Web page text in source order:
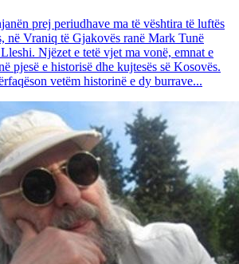
prej periudhave ma të vështira të luftës
në Vraniq të Gjakovës ranë Mark Tunë
Njëzet e tetë vjet ma vonë, emnat e
pjesë e historisë dhe kujtesës së Kosovës.
vetëm historinë e dy burrave...